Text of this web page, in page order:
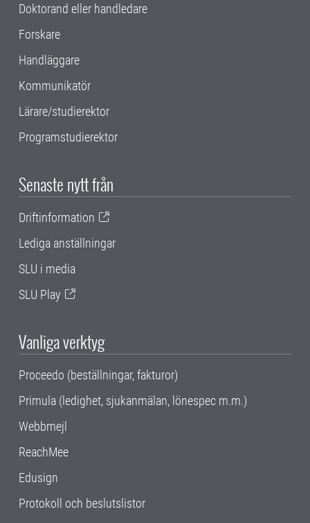
Doktorand eller handledare
Forskare
Handläggare
Kommunikatör
Lärare/studierektor
Programstudierektor
Senaste nytt från
Driftinformation
Lediga anställningar
SLU i media
SLU Play
Vanliga verktyg
Proceedo (beställningar, fakturor)
Primula (ledighet, sjukanmälan, lönespec m.m.)
Webbmejl
ReachMee
Edusign
Protokoll och beslutslistor